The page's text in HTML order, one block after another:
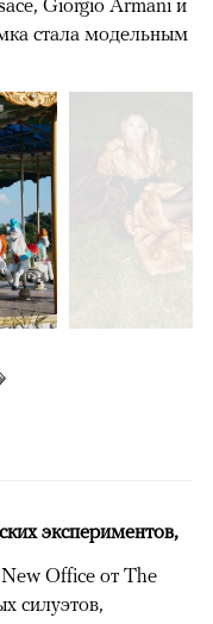
стала модельным
экспериментов,
Office от The
силуэтов,